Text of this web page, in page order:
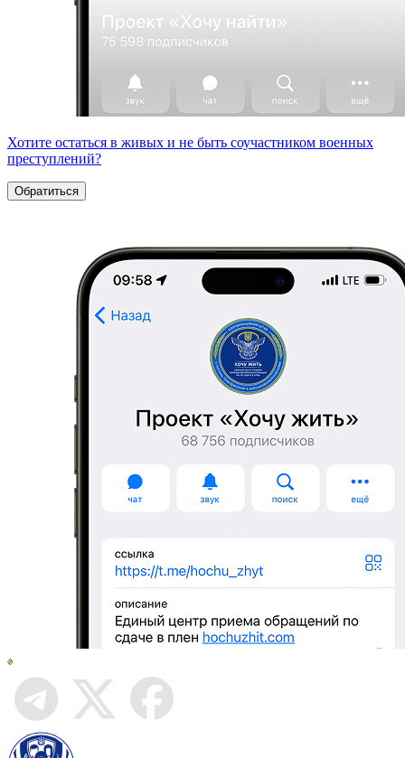
Хотите остаться в живых и не быть соучастником военных
преступлений?
Обратиться